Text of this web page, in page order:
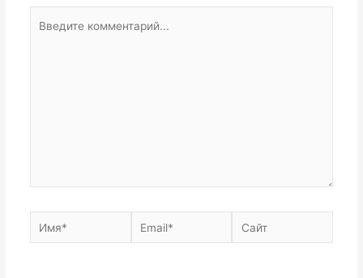
комментарий...
Имя* Email* Сайт